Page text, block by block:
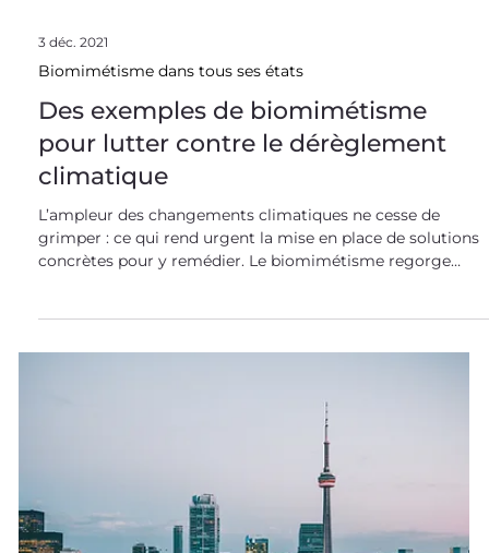
enjeux environnementaux et aux réglementations Les
applications de la cosmétique sont nombreuses : nettoyer,
traditionnelles auxquelles
3 déc. 2021
Biomimétisme dans tous ses états